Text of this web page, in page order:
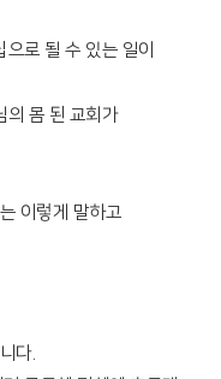
로 될 수 있는 일이
의 몸 된 교회가
이렇게 말하고
다.